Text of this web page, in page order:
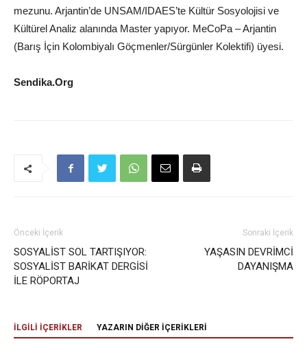
mezunu. Arjantin’de UNSAM/IDAES’te Kültür Sosyolojisi ve
Kültürel Analiz alanında Master yapıyor. MeCoPa – Arjantin
(Barış İçin Kolombiyalı Göçmenler/Sürgünler Kolektifi) üyesi.
Sendika.Org
Önceki İçerik
SOSYALİST SOL TARTIŞIYOR:
SOSYALİST BARİKAT DERGİSİ
İLE RÖPORTAJ
Sonraki İçerik
YAŞASIN DEVRİMCİ
DAYANIŞMA
İLGİLİ İÇERİKLER YAZARIN DİĞER İÇERİKLERİ